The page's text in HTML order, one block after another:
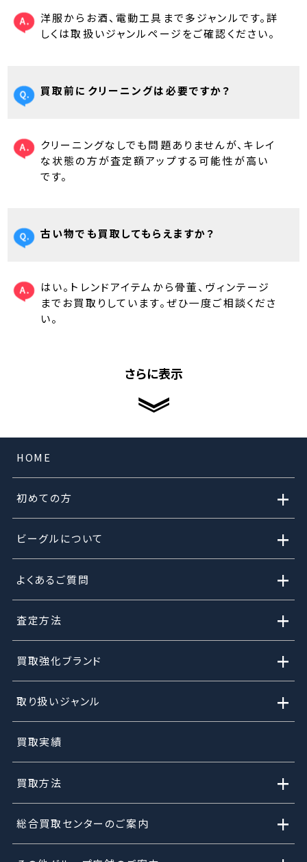
洋服からお酒、電動工具まで多ジャンルです。詳
しくは取扱いジャンルページをご確認ください。
買取前にクリーニングは必要ですか？
クリーニングなしでも問題ありませんが、キレイ
な状態の方が査定額アップする可能性が高い
です。
古い物でも買取してもらえますか？
はい。トレンドアイテムから骨董、ヴィンテージ
までお買取りしています。ぜひ一度ご相談くださ
い。
さらに表示
HOME
初めての方 +
ビーグルについて +
よくあるご質問 +
査定方法 +
買取強化ブランド +
取り扱いジャンル +
買取実績
買取方法 +
総合買取センターのご案内 +